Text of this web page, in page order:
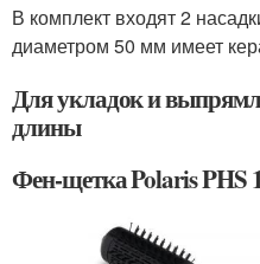
В комплект входят 2
диаметром 50 мм имеет
Для укладок и
длины
Фен-щетка Polaris PHS